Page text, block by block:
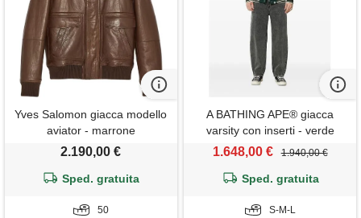
Yves Salomon giacca modello
aviator - marrone
2.190,00 €
Sped. gratuita
50
A BATHING APE® giacca
varsity con inserti - verde
1.648,00 € 1.940,00 €
Sped. gratuita
S-M-L